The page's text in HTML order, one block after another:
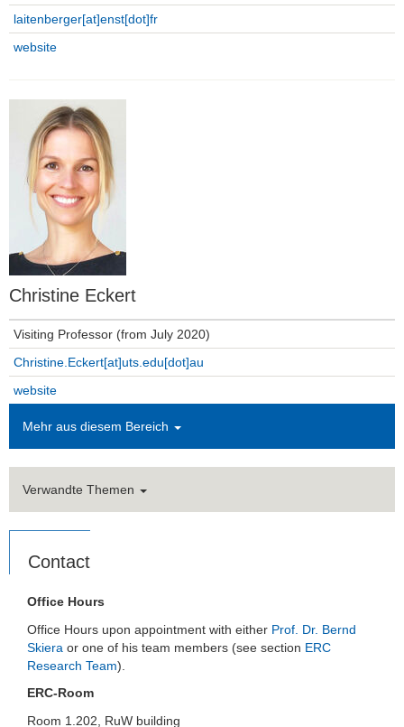
laitenberger[at]enst[dot]fr
website
Christine Eckert
Visiting Professor (from July 2020)
Christine.Eckert[at]uts.edu[dot]au
website
Mehr aus diesem Bereich
Verwandte Themen
Contact
Office Hours
Office Hours upon appointment with either Prof. Dr. Bernd
Skiera or one of his team members (see section ERC
Research Team).
ERC-Room
Room 1.202, RuW building